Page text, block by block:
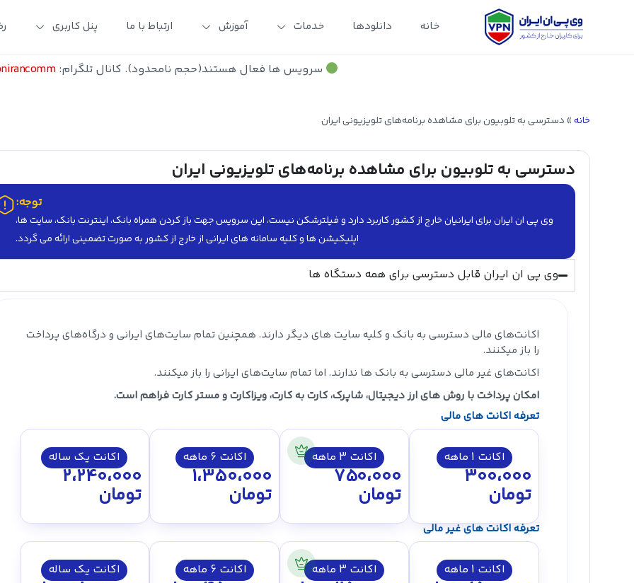
خانه دانلودها خدمات آموزش ارتباط با ما پنل کاربری
سرویس ها فعال هستند(حجم نامحدود). کانال تلگرام:
خانه»دسترسی به تلوبیون برای مشاهده برنامه‌های تلویزیونی ایران
دسترسی به تلوبیون برای مشاهده برنامه‌های تلویزیونی ایران
توجه:
وی پی ان ایران برای ایرانیان خارج از کشور کاربرد دارد و فیلترشکن نیست، این سرویس جهت باز کردن همراه بانک، اینترنت بانک، سایت ها،
اپلیکیشن ها و کلیه سامانه های ایرانی از خارج از کشور به صورت تضمینی ارائه می گردد.
وی پی ان ایران قابل دسترسی برای همه دستگاه ها
اکانت‌های مالی دسترسی به بانک‌ و کلیه سایت های دیگر دارند. همچنین تمام سایت‌های ایرانی و درگاه‌های پرداخت
را باز میکنند.
اکانت‌های غیر مالی دسترسی به بانک ها ندارند. اما تمام سایت‌های ایرانی را باز میکنند.
امکان پرداخت با روش های ارز دیجیتال، شاپرک، کارت به کارت، ویزاکارت و مستر کارت فراهم است.
تعرفه اکانت های مالی
اکانت 1 ماهه
300،000
تومان
اکانت 3 ماهه
750،000
تومان
اکانت 6 ماهه
1،350،000
تومان
اکانت یک ساله
2،240،000
تومان
تعرفه اکانت های غیر مالی
اکانت 1 ماهه اکانت 3 ماهه اکانت 6 ماهه اکانت یک ساله